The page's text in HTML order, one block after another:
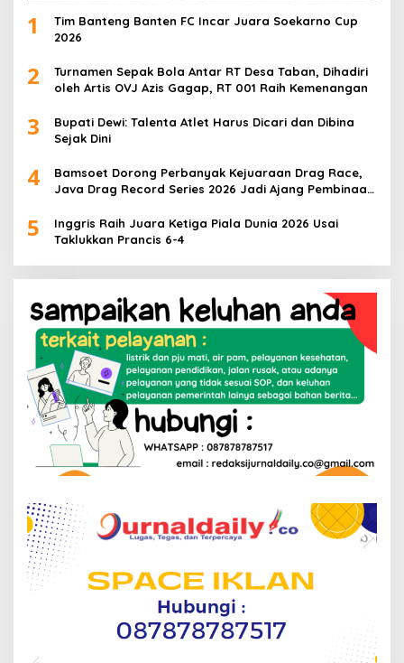
1
Tim Banteng Banten FC Incar Juara Soekarno Cup
2026
2
Turnamen Sepak Bola Antar RT Desa Taban, Dihadiri
oleh Artis OVJ Azis Gagap, RT 001 Raih Kemenangan
3
Bupati Dewi: Talenta Atlet Harus Dicari dan Dibina
Sejak Dini
4
Bamsoet Dorong Perbanyak Kejuaraan Drag Race,
Java Drag Record Series 2026 Jadi Ajang Pembinaan
5
Inggris Raih Juara Ketiga Piala Dunia 2026 Usai
Taklukkan Prancis 6-4